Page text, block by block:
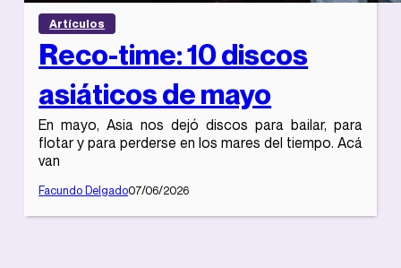
Artículos
Reco-time: 10 discos
asiáticos de mayo
En mayo, Asia nos dejó discos para bailar, para
flotar y para perderse en los mares del tiempo. Acá
van
Facundo Delgado07/06/2026